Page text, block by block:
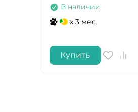
В наличии
x 3 мес.
Купить